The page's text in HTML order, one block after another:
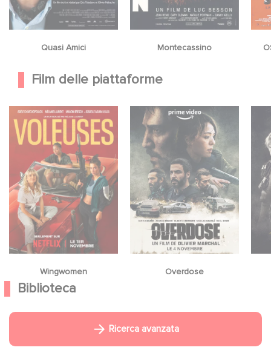
Quasi Amici Montecassino
Film delle piattaforme
Wingwomen Overdose
Biblioteca
Ricerca avanzata